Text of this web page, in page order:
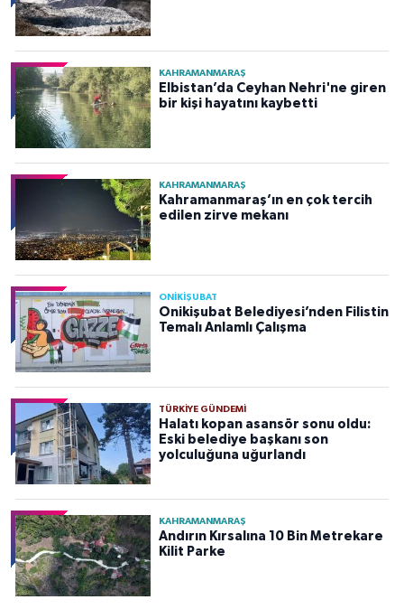
KAHRAMANMARAŞ
Elbistan’da Ceyhan Nehri'ne giren
bir kişi hayatını kaybetti
KAHRAMANMARAŞ
Kahramanmaraş’ın en çok tercih
edilen zirve mekanı
ONİKİŞUBAT
Onikişubat Belediyesi’nden Filistin
Temalı Anlamlı Çalışma
TÜRKIYE GÜNDEMI
Halatı kopan asansör sonu oldu:
Eski belediye başkanı son
yolculuğuna uğurlandı
KAHRAMANMARAŞ
Andırın Kırsalına 10 Bin Metrekare
Kilit Parke